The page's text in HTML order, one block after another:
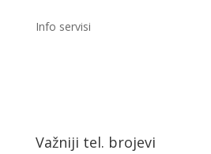
Info servisi
Važniji tel. brojevi